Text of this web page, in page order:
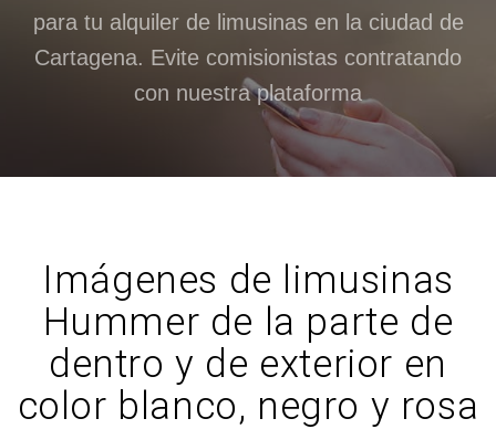
para tu alquiler de limusinas en la ciudad de
Cartagena. Evite comisionistas contratando
con nuestra plataforma
Imágenes de limusinas
Hummer de la parte de
dentro y de exterior en
color blanco, negro y rosa